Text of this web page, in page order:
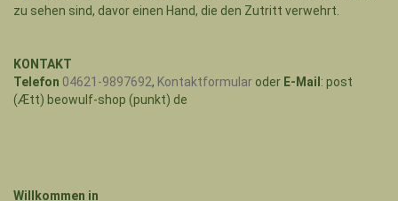
KONTAKT
Telefon 04621-9897692, Kontaktformular oder E-Mail : post
(Ætt) beowulf-shop (punkt) de
Willkommen in